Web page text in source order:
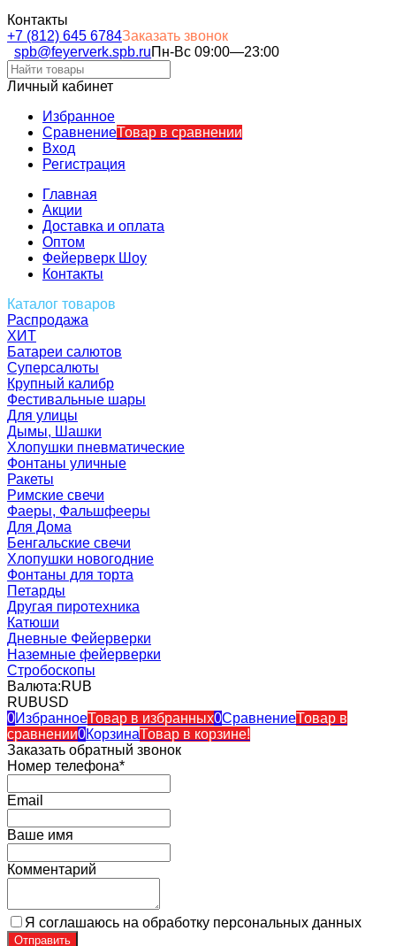
Контакты
+7 (812) 645 6784Заказать звонок
spb@feyerverk.spb.ruПн-Вс 09:00—23:00
Личный кабинет
Избранное
СравнениеТовар в сравнении
Вход
Регистрация
Главная
Акции
Доставка и оплата
Оптом
Фейерверк Шоу
Контакты
Каталог товаров
Распродажа
ХИТ
Батареи салютов
Суперсалюты
Крупный калибр
Фестивальные шары
Для улицы
Дымы, Шашки
Хлопушки пневматические
Фонтаны уличные
Ракеты
Римские свечи
Фаеры, Фальшфееры
Для Дома
Бенгальские свечи
Хлопушки новогодние
Фонтаны для торта
Петарды
Другая пиротехника
Катюши
Дневные Фейерверки
Наземные фейерверки
Стробоскопы
Валюта:RUB
RUBUSD
0ИзбранноеТовар в избранных0СравнениеТовар в
сравнении0КорзинаТовар в корзине!
Заказать обратный звонок
Номер телефона*
Email
Ваше имя
Комментарий
Я соглашаюсь на обработку персональных данных